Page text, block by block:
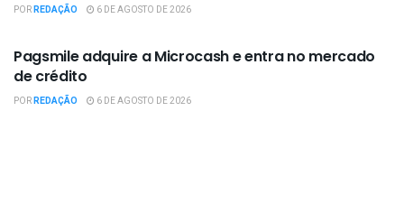
PORREDAÇÃO 6 DE AGOSTO DE 2026
Pagsmile adquire a Microcash e entra no mercado
de crédito
PORREDAÇÃO 6 DE AGOSTO DE 2026